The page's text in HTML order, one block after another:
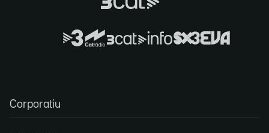
Corporatiu